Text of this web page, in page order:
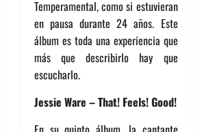
Temperamental, como si estuvieran
en pausa durante 24 años. Este
álbum es toda una experiencia que
más que describirlo hay que
escucharlo.
Jessie Ware – That! Feels! Good!